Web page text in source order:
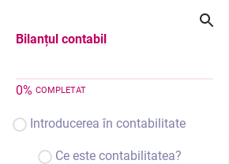
Bilanțul contabil
0% COMPLETAT
Introducerea în contabilitate
Ce este contabilitatea?